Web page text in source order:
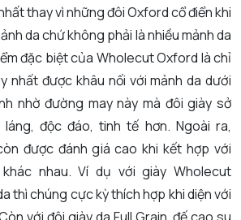
thay vì những đôi Oxford cổ điển khi
da chứ không phải là nhiều mảnh da
đặc biệt của Wholecut Oxford là chỉ
nhất được khâu nối với mảnh da dưới
nhờ đường may này mà đôi giày sở
độc đáo, tinh tế hơn. Ngoài ra,
được đánh giá cao khi kết hợp với
nhau. Ví dụ với giày Wholecut
thì chúng cực kỳ thích hợp khi diện với